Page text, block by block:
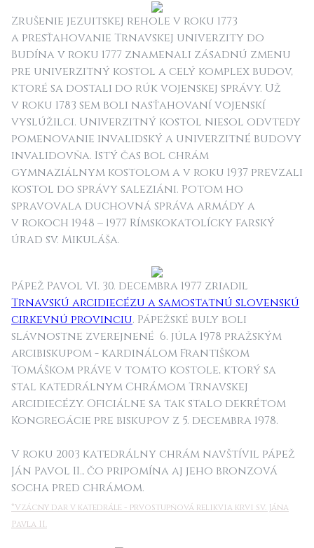
Zrušenie jezuitskej rehole v roku 1773
a presťahovanie Trnavskej univerzity do
Budína v roku 1777 znamenali zásadnú zmenu
pre univerzitný kostol a celý komplex budov,
ktoré sa dostali do rúk vojenskej správy. Už
v roku 1783 sem boli nasťahovaní vojenskí
vyslúžilci. Univerzitný kostol niesol odvtedy
pomenovanie invalidský a univerzitné budovy
invalidovňa. Istý čas bol chrám
gymnaziálnym kostolom a v roku 1937 prevzali
kostol do správy saleziáni. Potom ho
spravovala duchovná správa armády a
v rokoch 1948 – 1977 Rímskokatolícky farský
úrad sv. Mikuláša.
Pápež Pavol VI. 30. decembra 1977 zriadil
Trnavskú arcidiecézu a samostatnú slovenskú
cirkevnú provinciu. Pápežské buly boli
slávnostne zverejnené 6. júla 1978 pražským
arcibiskupom - kardinálom Františkom
Tomáškom práve v tomto kostole, ktorý sa
stal katedrálnym Chrámom Trnavskej
arcidiecézy. Oficiálne sa tak stalo dekrétom
Kongregácie pre biskupov z 5. decembra 1978.
V roku 2003 katedrálny chrám navštívil pápež
Ján Pavol II., čo pripomína aj jeho bronzová
socha pred chrámom.
*Vzácny dar v katedrále - prvostupňová relikvia krvi sv. Jána
Pavla II.